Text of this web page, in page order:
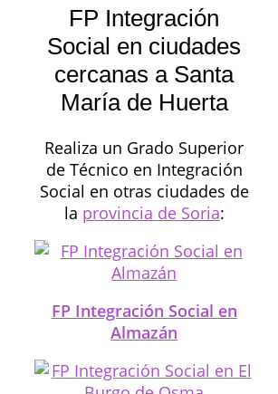
FP Integración
Social en ciudades
cercanas a Santa
María de Huerta
Realiza un Grado Superior
de Técnico en Integración
Social en otras ciudades de
la provincia de Soria:
FP Integración Social en
Almazán